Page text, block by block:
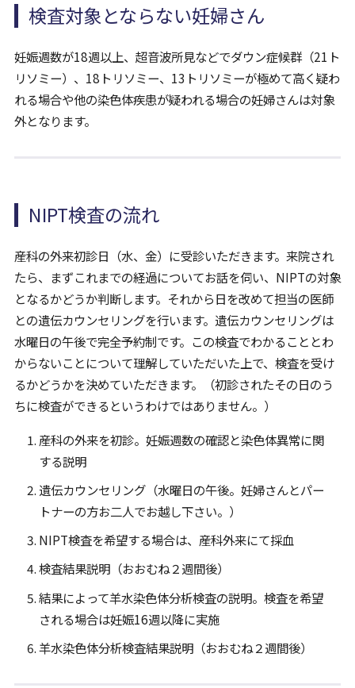
検査対象とならない妊婦さん
妊娠週数が18週以上、超音波所見などでダウン症候群（21ト
リソミー）、18トリソミー、13トリソミーが極めて高く疑わ
れる場合や他の染色体疾患が疑われる場合の妊婦さんは対象
外となります。
NIPT検査の流れ
産科の外来初診日（水、金）に受診いただきます。来院され
たら、まずこれまでの経過についてお話を伺い、NIPTの対象
となるかどうか判断します。それから日を改めて担当の医師
との遺伝カウンセリングを行います。遺伝カウンセリングは
水曜日の午後で完全予約制です。この検査でわかることとわ
からないことについて理解していただいた上で、検査を受け
るかどうかを決めていただきます。（初診されたその日のう
ちに検査ができるというわけではありません。）
産科の外来を初診。妊娠週数の確認と染色体異常に関
する説明
遺伝カウンセリング（水曜日の午後。妊婦さんとパー
トナーの方お二人でお越し下さい。）
NIPT検査を希望する場合は、産科外来にて採血
検査結果説明（おおむね２週間後）
結果によって羊水染色体分析検査の説明。検査を希望
される場合は妊娠16週以降に実施
羊水染色体分析検査結果説明（おおむね２週間後）